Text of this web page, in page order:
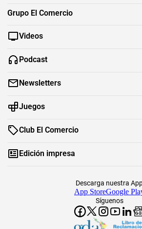
Grupo El Comercio
Videos
Podcast
Newsletters
Juegos
Club El Comercio
Edición impresa
Síguenos
Descarga nuestra
App StoreGoogle